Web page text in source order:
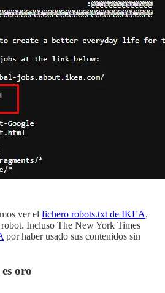
ver el fichero robots.txt de IKEA,
Incluso The New York Times
por haber usado sus contenidos sin
oro